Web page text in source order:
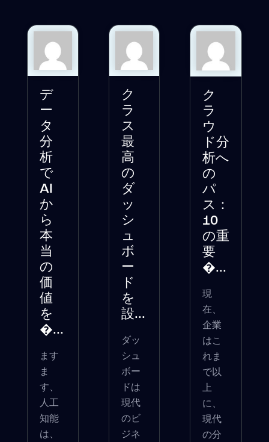
デ
ー
タ
分
析
で
AI
か
ら
本
当
の
価
値
を
�...
ます
ま
す、
人工
知能
は、
ク
ラ
ス
最
高
の
ダ
ッ
シ
ュ
ボ
ー
ド
を
設...
ダッ
シュ
ボー
ドは
現代
のビ
ジネ
ク
ラ
ウ
ド分
析へ
の
パ
ス：
10
の重
要
�...
現
在、
企業
はこ
れま
で以
上
に、
現代
の分